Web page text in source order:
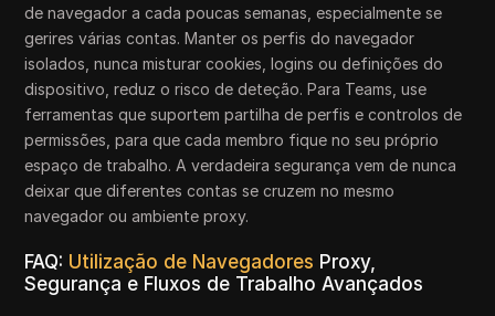
de navegador a cada poucas semanas, especialmente se
gerires várias contas. Manter os perfis do navegador
isolados, nunca misturar cookies, logins ou definições do
dispositivo, reduz o risco de deteção. Para Teams, use
ferramentas que suportem partilha de perfis e controlos de
permissões, para que cada membro fique no seu próprio
espaço de trabalho. A verdadeira segurança vem de nunca
deixar que diferentes contas se cruzem no mesmo
navegador ou ambiente proxy.
FAQ: Utilização de Navegadores Proxy,
Segurança e Fluxos de Trabalho Avançados